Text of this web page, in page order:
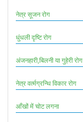
नेत्र सूजन रोग
धुंधली दृष्टि रोग
अंजनहारी,बिलनी या गुहेरी रोग
नेत्र वर्त्मग्रन्थि विकार रोग
आँखों में चोट लगना